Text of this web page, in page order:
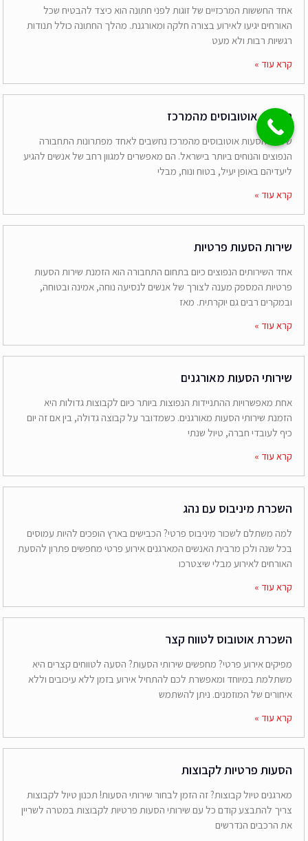
אחד החששות המרכזיים של זוגות לפני חתונה הוא כיצד להבטיח שכל
האורחים יגיעו לאירוע בצורה חלקה ומאורגנת. מהלך החתונה כולל תנודות
רגשיות רבות ולא מעט
קרא עוד »
הסעות אוטובוסים מהמרכז
שירותי הסעות אוטובוסים מהמרכז נחשבים לאחד מפתרונות התחבורה
הנפוצים והנוחים ביותר בישראל. הם מאפשרים למגוון רחב של אנשים להגיע
ליעדיהם באופן יעיל, בטוח ונוח, מבלי
קרא עוד »
שירות הסעות פרטיות
אחד השירותים הנפוצים כיום בתחום התחבורה הוא הזמנת שירות הסעות
פרטיות המספק מענה לצורך של אנשים לנסיעה נוחה, אמינה ובטוחה,
ובמקרים רבים גם יוקרתית. מאז
קרא עוד »
שירותי הסעות מאורגנים
אחת מאפשרויות ההתניידות הנפוצות ביותר כיום לקבוצות גדולות היא
הזמנת שירותי הסעות מאורגנים. כשמדובר על קבוצה גדולה, בין אם זה יום
כיף לעובדי חברה, טיול שנתי
קרא עוד »
השכרת מיניבוס עם נהג
למה משתלם לשכור מיניבוס פרטי? הכבישים בארץ הופכים להיות עמוסים
בכל שנה ולכן מרבית האנשים המארגנים אירוע פרטי מחפשים פתרון להסעת
האורחים לאירוע מבלי שיצטרכו
קרא עוד »
השכרת אוטובוס לטווח קצר
מפיקים אירוע פרטי? מחפשים שירותי הסעות? הסעה לטווחים קצרים היא
משתלמת במיוחד ומאפשרת לכם להתחיל אירוע בזמן ללא עיכובים וללא
איחורים של המוזמנים. ניתן להשתמש
קרא עוד »
הסעות פרטיות לקבוצות
מארגנים טיול קבוצות? זה הזמן לבחור שירותי הסעות! תכנון טיול לקבוצות
צריך להתבצע קודם כל עם שירותי הסעות פרטיות לקבוצות במטרה לשריין
את הרכבים הנדרשים